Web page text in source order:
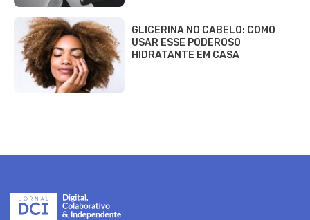
GLICERINA NO CABELO: COMO
USAR ESSE PODEROSO
HIDRATANTE EM CASA